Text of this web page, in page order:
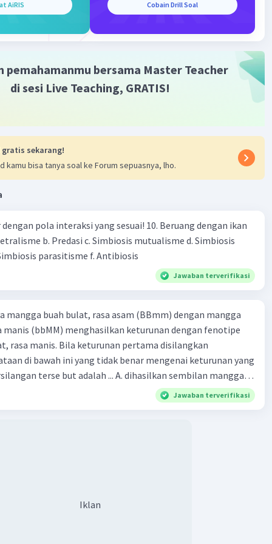
untuk mengatur gula darah.
Empedu: Tempat penyimpanan empedu yang diproduksi
organ di sistem pencernaan.
33
09:45
·0.0(0) Balas
AiRIS Cobain Drill Soal
pemahamanmu bersama Master Teacher
di sesi Live Teaching, GRATIS!
gratis sekarang!
kamu bisa tanya soal ke Forum sepuasnya, lho.
pola interaksi yang sesuai! 10. Beruang dengan ikan
b. Predasi c. Simbiosis mutualisme d. Simbiosis
parasitisme f. Antibiosis
Jawaban terverifikasi
mangga buah bulat, rasa asam (BBmm) dengan mangga
manis (bbMM) menghasilkan keturunan dengan fenotipe
rasa manis. Bila keturunan pertama disilangkan
di bawah ini yang tidak benar mengenai keturunan yang
but adalah ... A. dihasilkan sembilan mangga
asam C.
rasa manis D. dihasi lkan tiga mangga buah
Jawaban terverifikasi
Iklan